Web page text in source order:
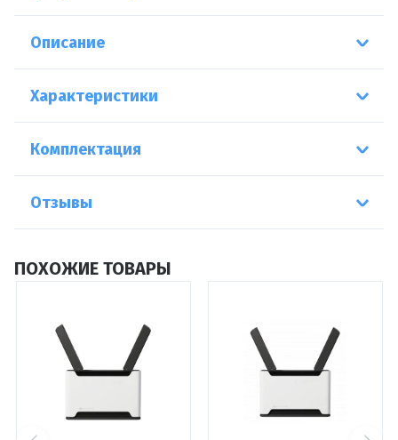
Описание
Характеристики
Комплектация
Отзывы
ПОХОЖИЕ ТОВАРЫ